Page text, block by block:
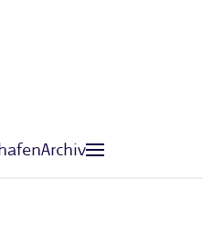
Archiv